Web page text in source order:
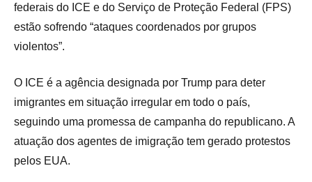
federais do ICE e do Serviço de Proteção Federal (FPS)
estão sofrendo “ataques coordenados por grupos
violentos”.
O ICE é a agência designada por Trump para deter
imigrantes em situação irregular em todo o país,
seguindo uma promessa de campanha do republicano. A
atuação dos agentes de imigração tem gerado protestos
pelos EUA.